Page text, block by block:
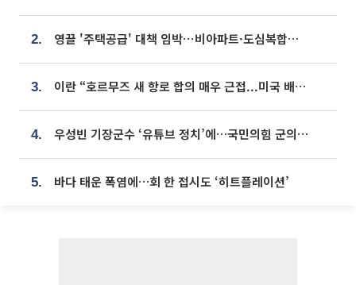
2. 영끌 '주택공급' 대책 임박⋯비아파트·도심복합까지 총동원
3. 이란 “호르무즈 새 항로 합의 매우 근접...미국 배상 먼저”
4. 우성빈 기장군수 ‘유튜브 정치’에…국민의힘 군의원들 집단 반발
5. 바다 태운 폭염에…회 한 접시도 ‘히트플레이션’